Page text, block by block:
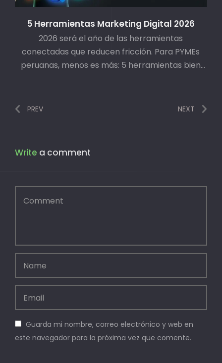
5 Herramientas Marketing Digital 2026
2026 será el año de las herramientas
conectadas que reducen fricción. Para PYMEs
peruanas, menos es más: 5 herramientas bien
PREV NEXT
Write a comment
Guarda mi nombre, correo electrónico y web en
este navegador para la próxima vez que comente.